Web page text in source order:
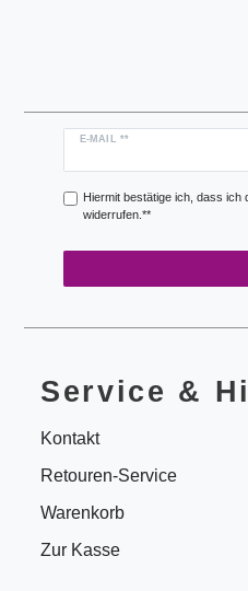
E-MAIL **
Newsletter
Hiermit bestätige ich, dass ich
widerrufen.**
Service &
Kontakt
Retouren-Service
Warenkorb
Zur Kasse